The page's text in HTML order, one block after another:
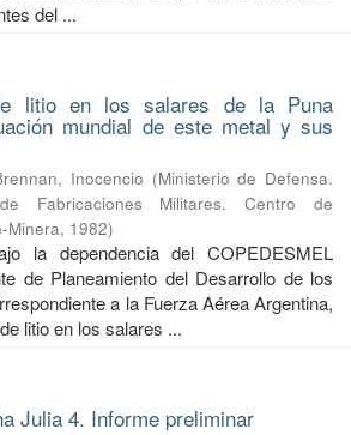
del ...
litio en los salares de la Puna
mundial de este metal y sus
Inocencio (Ministerio de Defensa.
Fabricaciones Militares. Centro de
Minera, 1982)
la dependencia del COPEDESMEL
de Planeamiento del Desarrollo de los
a la Fuerza Aérea Argentina,
litio en los salares ...
Julia 4. Informe preliminar